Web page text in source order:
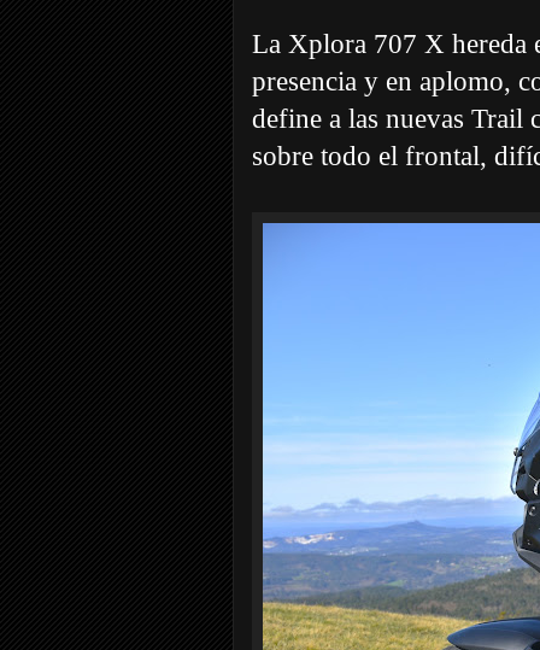
La Xplora 707 X hereda
presencia y en aplomo,
define a las nuevas Trail
sobre todo el frontal,